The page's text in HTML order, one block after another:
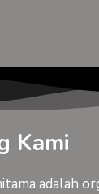
Kami
adalah